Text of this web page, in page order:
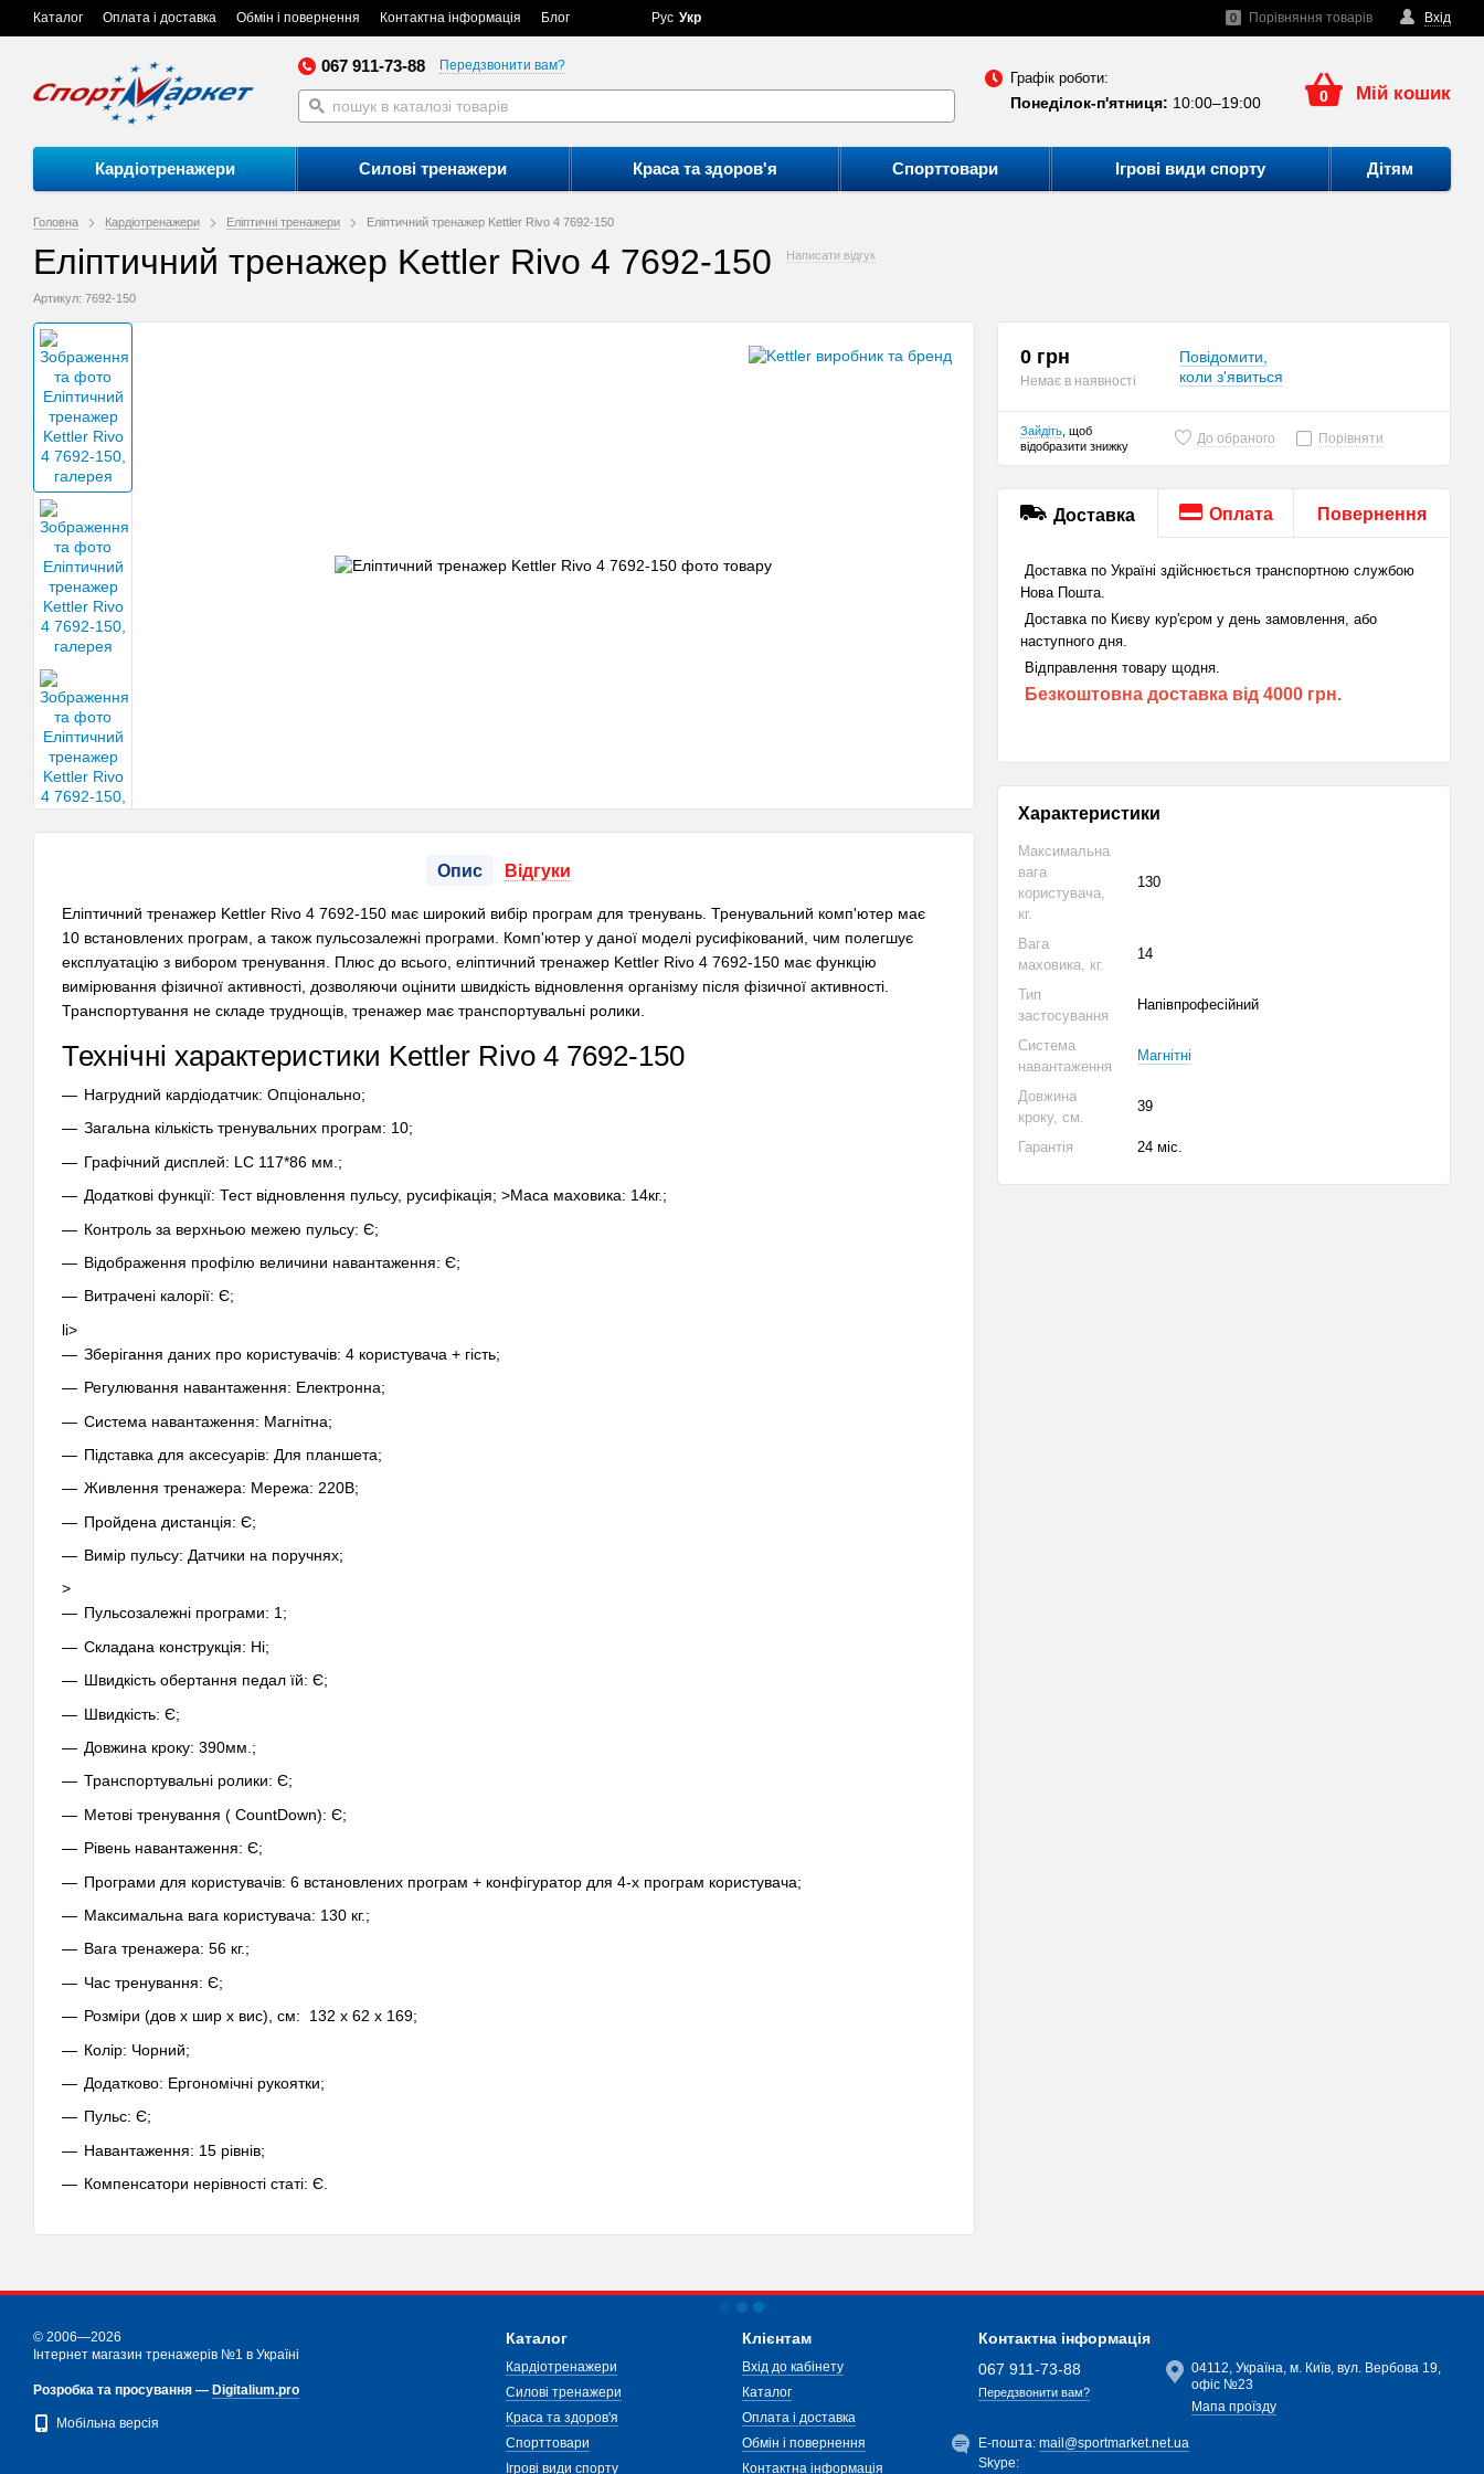
Каталог Оплата і доставка Обмін і повернення Контактна інформація Блог Вхід
0 Порівняння товарів
Рус Укр
067 911-73-88 Передзвонити вам?
Графік роботи:
Понеділок-п'ятниця: 10:00–19:00 0 Мій кошик
Кардіотренажери Силові тренажери Краса та здоров'я Спорттовари Ігрові види спорту Дітям
Головна Кардіотренажери Еліптичні тренажери Еліптичний тренажер Kettler Rivo 4 7692-150
Еліптичний тренажер Kettler Rivo 4 7692-150 Написати відгук
Артикул: 7692-150
Опис Відгуки
Еліптичний тренажер Kettler Rivo 4 7692-150 має широкий вибір програм для тренувань. Тренувальний комп'ютер має
10 встановлених програм, а також пульсозалежні програми. Комп'ютер у даної моделі русифікований, чим полегшує
експлуатацію з вибором тренування. Плюс до всього, еліптичний тренажер Kettler Rivo 4 7692-150 має функцію
вимірювання фізичної активності, дозволяючи оцінити швидкість відновлення організму після фізичної активності.
Транспортування не складе труднощів, тренажер має транспортувальні ролики.
Технічні характеристики Kettler Rivo 4 7692-150
Нагрудний кардіодатчик: Опціонально;
Загальна кількість тренувальних програм: 10;
Графічний дисплей: LC 117*86 мм.;
Додаткові функції: Тест відновлення пульсу, русифікація; >Маса маховика: 14кг.;
Контроль за верхньою межею пульсу: Є;
Відображення профілю величини навантаження: Є;
Витрачені калорії: Є;
li>
Зберігання даних про користувачів: 4 користувача + гість;
Регулювання навантаження: Електронна;
Система навантаження: Магнітна;
Підставка для аксесуарів: Для планшета;
Живлення тренажера: Мережа: 220В;
Пройдена дистанція: Є;
Вимір пульсу: Датчики на поручнях;
>
Пульсозалежні програми: 1;
Складана конструкція: Ні;
Швидкість обертання педал їй: Є;
Швидкість: Є;
Довжина кроку: 390мм.;
Транспортувальні ролики: Є;
Метові тренування ( CountDown): Є;
Рівень навантаження: Є;
Програми для користувачів: 6 встановлених програм + конфігуратор для 4-х програм користувача;
Максимальна вага користувача: 130 кг.;
Вага тренажера: 56 кг.;
Час тренування: Є;
Розміри (дов х шир х вис), см: 132 x 62 x 169;
Колір: Чорний;
Додатково: Ергономічні рукоятки;
Пульс: Є;
Навантаження: 15 рівнів;
Компенсатори нерівності статі: Є.
0 грн
Немає в наявності
Повідомити,
коли з'явиться
Зайдіть , щоб
відобразити знижку
До обраного Порівняти
Доставка Оплата Повернення
Доставка по Україні здійснюється транспортною службою
Нова Пошта.
Доставка по Києву кур'єром у день замовлення, або
наступного дня.
Відправлення товару щодня.
Безкоштовна доставка від 4000 грн.
Характеристики
Максимальна
вага
користувача,
кг.
130
Вага
маховика, кг.
14
Тип
застосування
Напівпрофесійний
Система
навантаження
Магнітні
Довжина
кроку, см.
39
Гарантія 24 міс.
© 2006—2026
Інтернет магазин тренажерів №1 в Україні
Розробка та просування — Digitalium.pro
Мобільна версія
Каталог
Кардіотренажери
Силові тренажери
Краса та здоров'я
Спорттовари
Ігрові види спорту
Клієнтам
Вхід до кабінету
Каталог
Оплата і доставка
Обмін і повернення
Контактна інформація
Контактна інформація
067 911-73-88
Передзвонити вам?
04112, Україна, м. Київ, вул. Вербова 19,
офіс №23
Мапа проїзду
Е-пошта:mail@sportmarket.net.ua
Skype: